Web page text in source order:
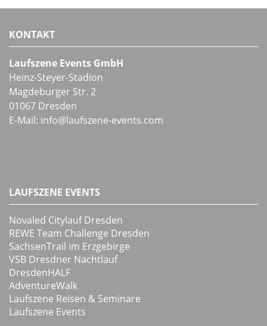
KONTAKT
Laufszene Events GmbH
Heinz-Steyer-Stadion
Magdeburger Str. 2
01067 Dresden
E-Mail: info@laufszene-events.com
LAUFSZENE EVENTS
Novaled Citylauf Dresden
REWE Team Challenge Dresden
SachsenTrail im Erzgebirge
VSB Dresdner Nachtlauf
DresdenHALF
AdventureWalk
Laufszene Reisen & Seminare
Laufszene Events